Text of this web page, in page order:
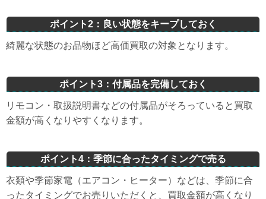
ポイント2：良い状態をキープしておく
綺麗な状態のお品物ほど高価買取の対象となります。
ポイント3：付属品を完備しておく
リモコン・取扱説明書などの付属品がそろっていると買取
金額が高くなりやすくなります。
ポイント4：季節に合ったタイミングで売る
衣類や季節家電（エアコン・ヒーター）などは、季節に合
ったタイミングでお売りいただくと、買取金額が高くなり